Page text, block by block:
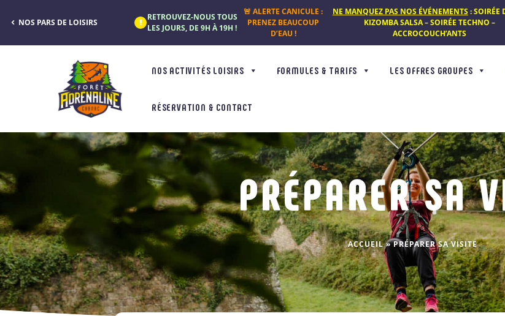
NOS PARS DE LOISIRS
RETROUVEZ-NOUS TOUS
LES JOURS, DE 9H À 19H !
🚨 ALERTE CANICULE :
PRENEZ BEAUCOUP
D’EAU !
NE MANQUEZ PAS NOS ÉVÉNEMENTS : SOIRÉE
KIZOMBA SALSA – SOIRÉE TECHNO –
ACCROCOUCH’ANTS
NOS ACTIVITÉS LOISIRS FORMULES & TARIFS LES OFFRES GROUPES
RÉSERVATION & CONTACT
PRÉPARER SA
ACCUEIL»PRÉPARER SA VISITE